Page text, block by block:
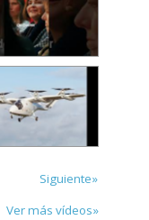
Siguiente»
Ver más vídeos»